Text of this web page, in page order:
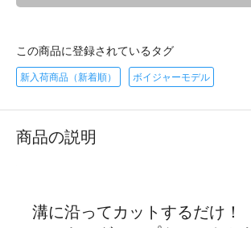
この商品に登録されているタグ
新入荷商品（新着順） ボイジャーモデル
商品の説明
溝に沿ってカットするだけ！